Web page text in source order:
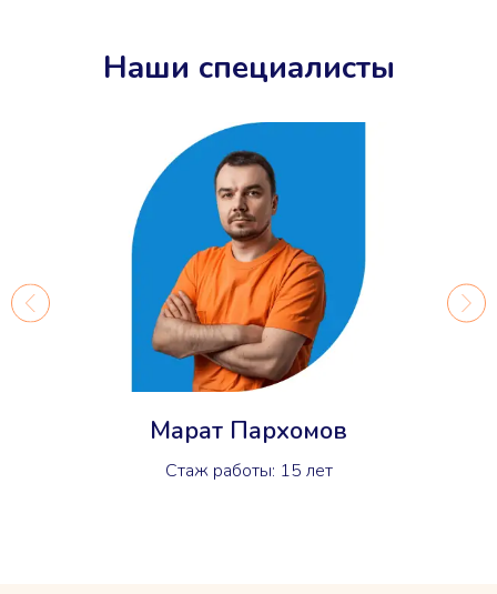
Наши специалисты
Марат Пархомов
Стаж работы: 15 лет